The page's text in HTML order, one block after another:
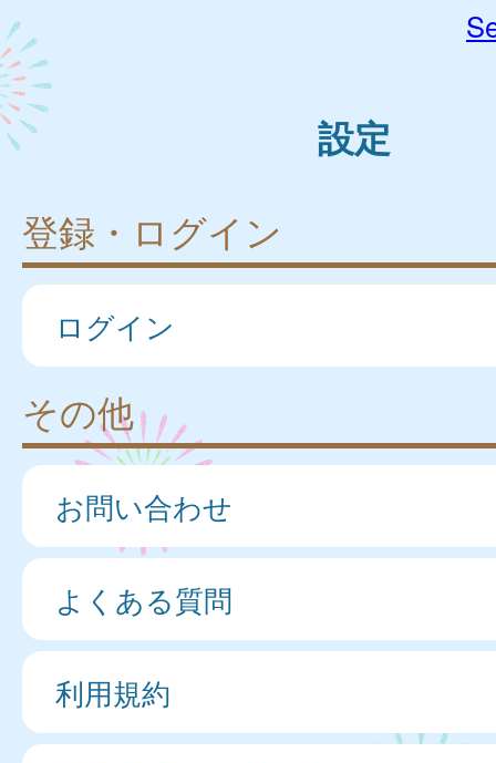
設定
登録・ログイン
ログイン
その他
お問い合わせ
よくある質問
利用規約